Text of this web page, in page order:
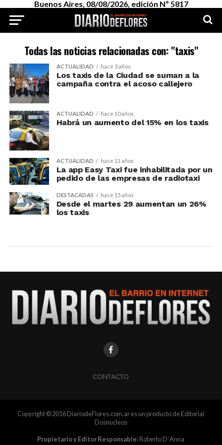
Buenos Aires, 08/08/2026, edición Nº 5817
Todas las noticias relacionadas con: "taxis"
ACTUALIDAD hace 3 años
Los taxis de la Ciudad se suman a la
campaña contra el acoso callejero
ACTUALIDAD hace 10 años
Habrá un aumento del 15% en los taxis
ACTUALIDAD hace 11 años
La app Easy Taxi fue inhabilitada por un
pedido de las empresas de radiotaxi
DESTACADAS hace 15 años
Desde el martes 29 aumentan un 26%
los taxis
CONTACTO
Copyright © 2016 DiariodeFlores.com.ar es un producto de Editorial
Dosnucleos
Propietario y Editor Responsable:Roberto D´Anna